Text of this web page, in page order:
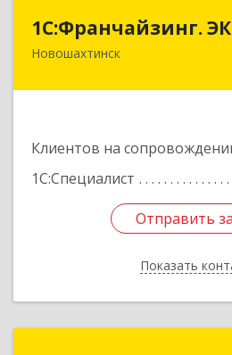
1С:Франчайзинг.
Новошахтинск
Клиентов на
1С:Специалист
Отправить
Показать
346901, Ростовская
Отправить
Назад